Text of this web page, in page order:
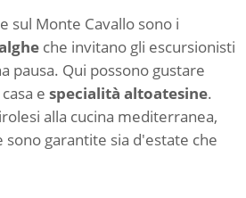
sul Monte Cavallo sono i
che invitano gli escursionisti
pausa. Qui possono gustare
e specialità altoatesine.
alla cucina mediterranea,
sono garantite sia d'estate che